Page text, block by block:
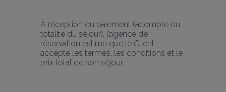
À réception du paiement (acompte ou
totalité du séjour), l’agence de
réservation estime que le Client
accepte les termes, les conditions et le
prix total de son séjour.